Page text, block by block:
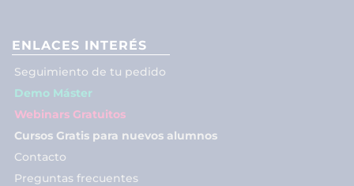
ENLACES INTERÉS
Seguimiento de tu pedido
Demo Máster
Webinars Gratuitos
Cursos Gratis para nuevos alumnos
Contacto
Preguntas frecuentes